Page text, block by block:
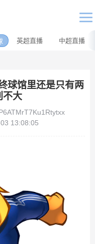
英超直播 中超直播
球馆里还是只有两
不大
13:08:05